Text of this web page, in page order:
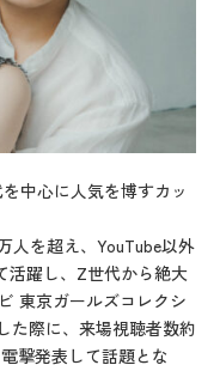
中心に人気を博すカッ
人を超え、YouTube以外
活躍し、Z世代から絶大
東京ガールズコレクシ
た際に、来場視聴者数約
撃発表して話題とな